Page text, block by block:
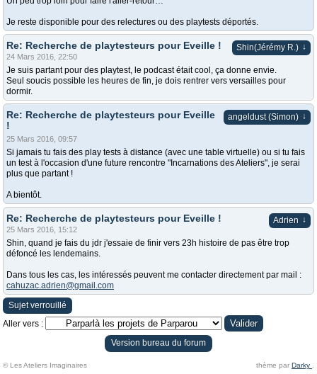
Je reste disponible pour des relectures ou des playtests déportés.
Shin(Jérémy R.) ↓
Re: Recherche de playtesteurs pour Eveille !
24 Mars 2016, 22:50
Je suis partant pour des playtest, le podcast était cool, ça donne envie.
Seul soucis possible les heures de fin, je dois rentrer vers versailles pour
dormir.
angeldust (Simon) ↓
Re: Recherche de playtesteurs pour Eveille
!
25 Mars 2016, 09:57
Si jamais tu fais des play tests à distance (avec une table virtuelle) ou si tu fais
un test à l'occasion d'une future rencontre "Incarnations des Ateliers", je serai
plus que partant !
A bientôt.
Adrien ↓
Re: Recherche de playtesteurs pour Eveille !
25 Mars 2016, 15:12
Shin, quand je fais du jdr j'essaie de finir vers 23h histoire de pas être trop
défoncé les lendemains.
Dans tous les cas, les intéressés peuvent me contacter directement par mail :
cahuzac.adrien@gmail.com
Sujet verrouillé
Aller vers :
Version bureau du forum
© Les Ateliers Imaginaires thème par Darky